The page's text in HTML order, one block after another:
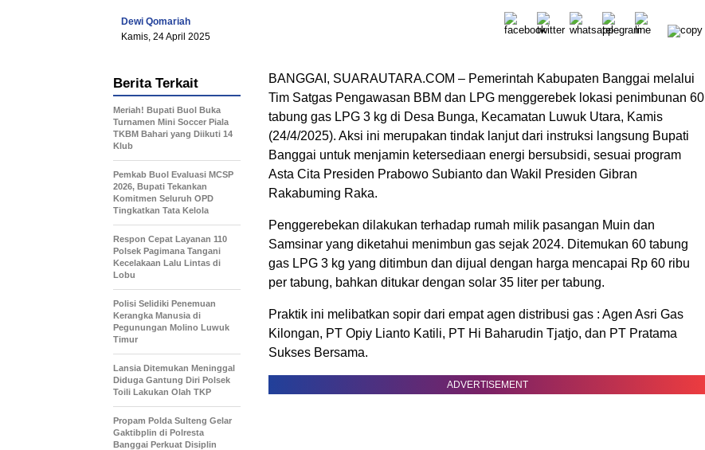
Dewi Qomariah
Kamis, 24 April 2025
BANGGAI, SUARAUTARA.COM – Pemerintah Kabupaten Banggai melalui
Tim Satgas Pengawasan BBM dan LPG menggerebek lokasi penimbunan 60
tabung gas LPG 3 kg di Desa Bunga, Kecamatan Luwuk Utara, Kamis
(24/4/2025). Aksi ini merupakan tindak lanjut dari instruksi langsung Bupati
Banggai untuk menjamin ketersediaan energi bersubsidi, sesuai program
Asta Cita Presiden Prabowo Subianto dan Wakil Presiden Gibran
Rakabuming Raka.
Penggerebekan dilakukan terhadap rumah milik pasangan Muin dan
Samsinar yang diketahui menimbun gas sejak 2024. Ditemukan 60 tabung
gas LPG 3 kg yang ditimbun dan dijual dengan harga mencapai Rp 60 ribu
per tabung, bahkan ditukar dengan solar 35 liter per tabung.
Praktik ini melibatkan sopir dari empat agen distribusi gas : Agen Asri Gas
Kilongan, PT Opiy Lianto Katili, PT Hi Baharudin Tjatjo, dan PT Pratama
Sukses Bersama.
ADVERTISEMENT
Berita Terkait
Meriah! Bupati Buol Buka
Turnamen Mini Soccer Piala
TKBM Bahari yang Diikuti 14
Klub
Pemkab Buol Evaluasi MCSP
2026, Bupati Tekankan
Komitmen Seluruh OPD
Tingkatkan Tata Kelola
Respon Cepat Layanan 110
Polsek Pagimana Tangani
Kecelakaan Lalu Lintas di
Lobu
Polisi Selidiki Penemuan
Kerangka Manusia di
Pegunungan Molino Luwuk
Timur
Lansia Ditemukan Meninggal
Diduga Gantung Diri Polsek
Toili Lakukan Olah TKP
Propam Polda Sulteng Gelar
Gaktibplin di Polresta
Banggai Perkuat Disiplin